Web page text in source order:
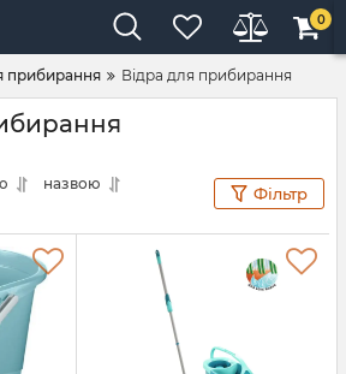
0
прибирання Відра для прибирання
назвою
Фільтр